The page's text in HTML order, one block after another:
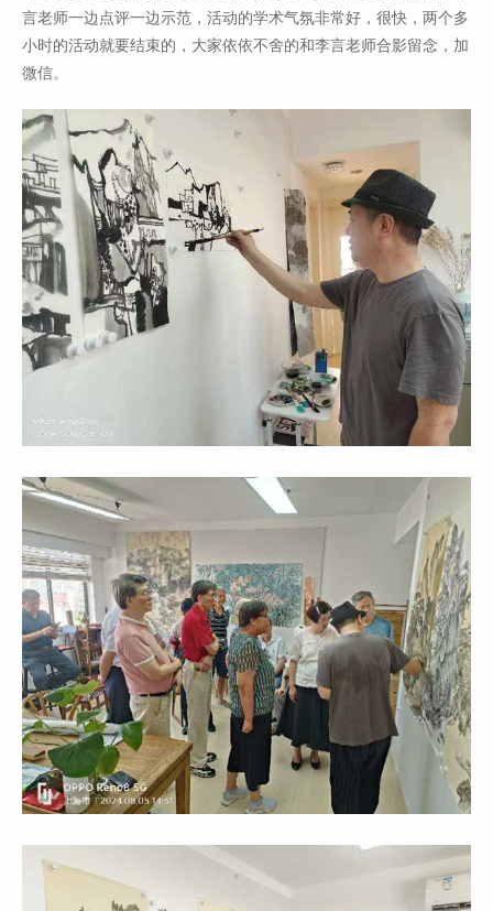
言老师一边点评一边示范，活动的学术气氛非常好，很快，两个多
小时的活动就要结束的，大家依依不舍的和李言老师合影留念，加
微信。